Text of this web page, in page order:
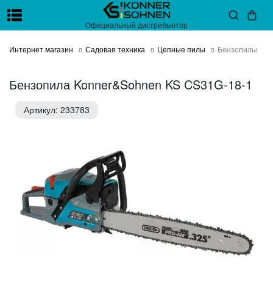
Официальный дистрибьютор
Интернет магазин Садовая техника Цепные пилы Бензопилы
Бензопила Konner&Sohnen KS CS31G-18-1
Артикул: 233783